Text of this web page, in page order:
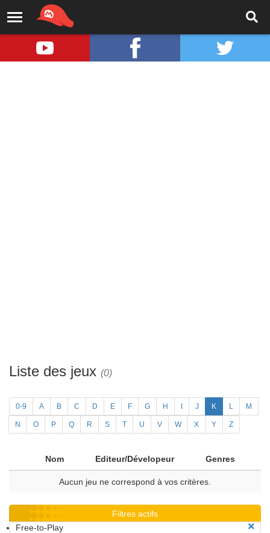
Liste des jeux (0)
0-9 A B C D E F G H J K L M
N O P Q R S T U V W X Y Z
Nom Editeur/Dévelopeur Genres
Aucun jeu ne correspond à vos critères.
Filtres actifs
Free-to-Play